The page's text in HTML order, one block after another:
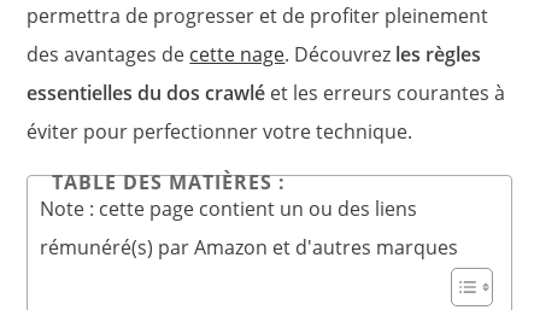
permettra de progresser et de profiter pleinement
des avantages de cette nage. Découvrez les règles
essentielles du dos crawlé et les erreurs courantes à
éviter pour perfectionner votre technique.
TABLE DES MATIÈRES :
Note : cette page contient un ou des liens
rémunéré(s) par Amazon et d'autres marques